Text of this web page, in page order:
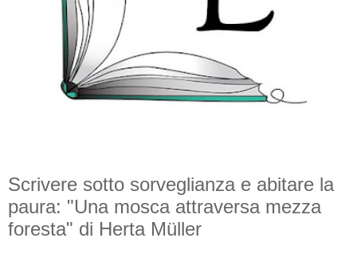
Scrivere sotto sorveglianza e abitare la
paura: "Una mosca attraversa mezza
foresta" di Herta Müller